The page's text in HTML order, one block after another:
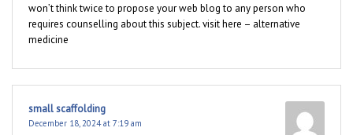
won’t think twice to propose your web blog to any person who
requires counselling about this subject. visit here – alternative
medicine
small scaffolding
December 18, 2024 at 7:19 am